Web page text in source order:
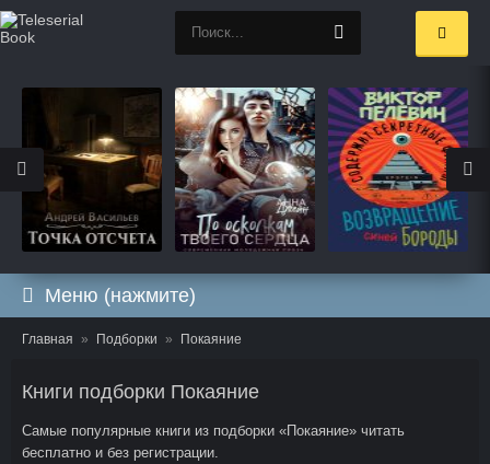
Меню (нажмите)
Главная Подборки Покаяние
Книги подборки Покаяние
Самые популярные книги из подборки «Покаяние» читать
бесплатно и без регистрации.